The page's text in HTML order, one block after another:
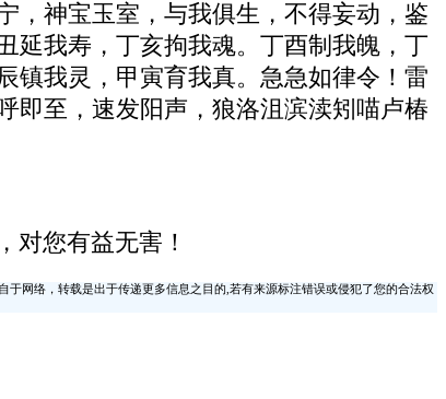
，神宝玉室，与我俱生，不得妄动，鉴
延我寿，丁亥拘我魂。丁酉制我魄，丁
镇我灵，甲寅育我真。急急如律令！雷
即至，速发阳声，狼洛沮滨渎矧喵卢椿
对您有益无害！
网络，转载是出于传递更多信息之目的,若有来源标注错误或侵犯了您的合法权